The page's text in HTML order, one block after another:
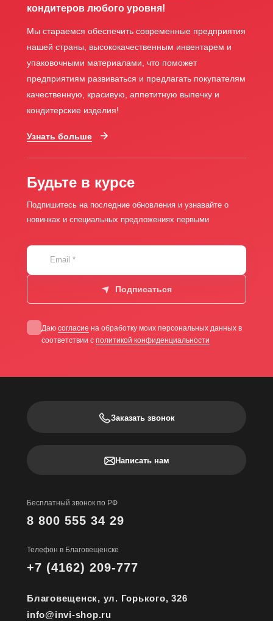
кондитеров любого уровня!
Мы стараемся обеспечить современные предприятия
нашей страны, высококачественным инвентарем и
упаковочными материалами, что поможет
предприятиям развиваться и предлагать покупателям
качественную, красивую, аппетитную выпечку и
кондитерские изделия!
Узнать больше
Будьте в курсе
Подпишитесь на последние обновления и узнавайте о
новинках и специальных предложениях первыми
Email *
Подписаться
Даю согласие на обработку моих персональных данных в
соответствии с политикой конфиденциальности
Заказать звонок
Написать нам
Бесплатный звонок по РФ
8 800 555 34 29
Телефон в Благовещенске
+7 (4162) 209-777
Благовещенск, ул. Горького, 326
info@invi-shop.ru